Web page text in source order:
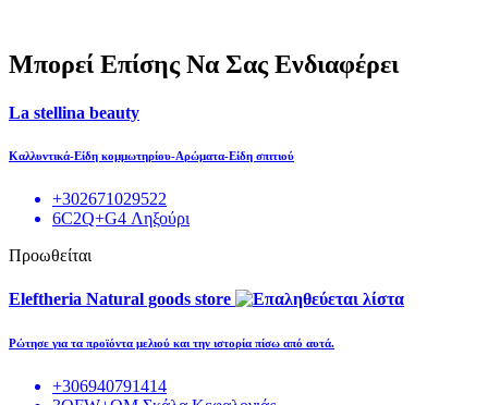
Μπορεί Επίσης Να Σας Ενδιαφέρει
La stellina beauty
Καλλυντικά-Είδη κομμωτηρίου-Αρώματα-Είδη σπιτιού
+302671029522
6C2Q+G4 Ληξούρι
Προωθείται
Eleftheria Natural goods store
Ρώτησε για τα προϊόντα μελιού και την ιστορία πίσω από αυτά.
+306940791414